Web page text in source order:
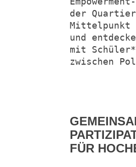
der
Mittelpunkt
und
mit
zwischen
FÜR